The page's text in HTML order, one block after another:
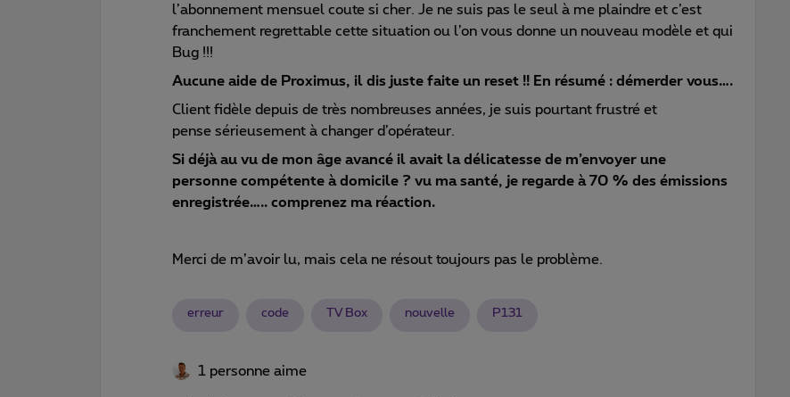
l’abonnement mensuel coute si cher. Je ne suis pas le seul à me plaindre et c’est
franchement regrettable cette situation ou l’on vous donne un nouveau modèle et qui
Bug !!!
Aucune aide de Proximus, il dis juste faite un reset !! En résumé : démerder vous….
Client fidèle depuis de très nombreuses années, je suis pourtant frustré et
pense sérieusement à changer d’opérateur.
Si déjà au vu de mon âge avancé il avait la délicatesse de m’envoyer une
personne compétente à domicile ? vu ma santé, je regarde à 70 % des émissions
enregistrée….. comprenez ma réaction.
Merci de m’avoir lu, mais cela ne résout toujours pas le problème.
erreur code TV Box nouvelle P131
1 personne aime